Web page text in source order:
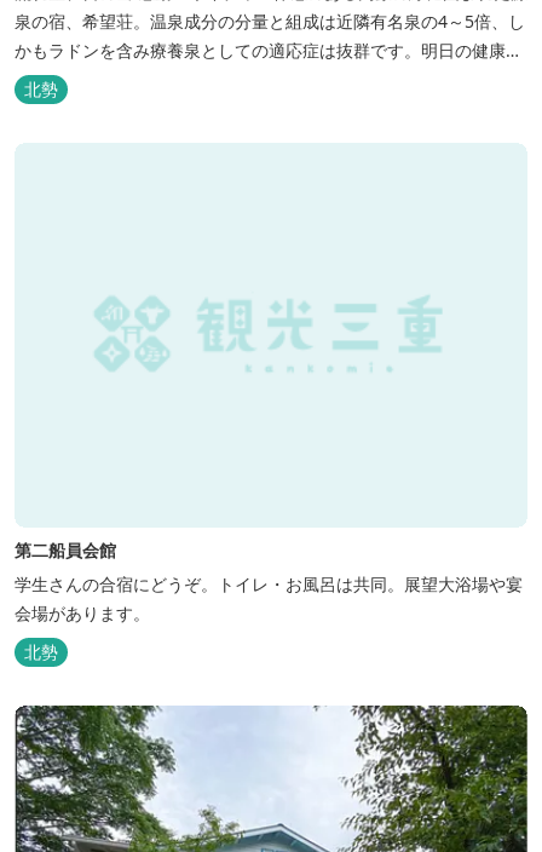
泉の宿、希望荘。温泉成分の分量と組成は近隣有名泉の4～5倍、し
かもラドンを含み療養泉としての適応症は抜群です。明日の健康
に、ご宿泊はもちろん日帰り入浴もお気軽にお立ち寄り下さい。 熱
気浴ラドンの泉も新たにオープン！ぜひご利用ください。
北勢
第二船員会館
学生さんの合宿にどうぞ。トイレ・お風呂は共同。展望大浴場や宴
会場があります。
北勢